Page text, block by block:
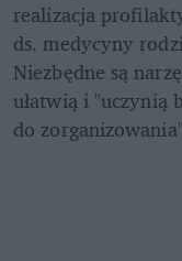
realizacja
ds. medycyny
Niezbędne są
ułatwią i "uczynią
do